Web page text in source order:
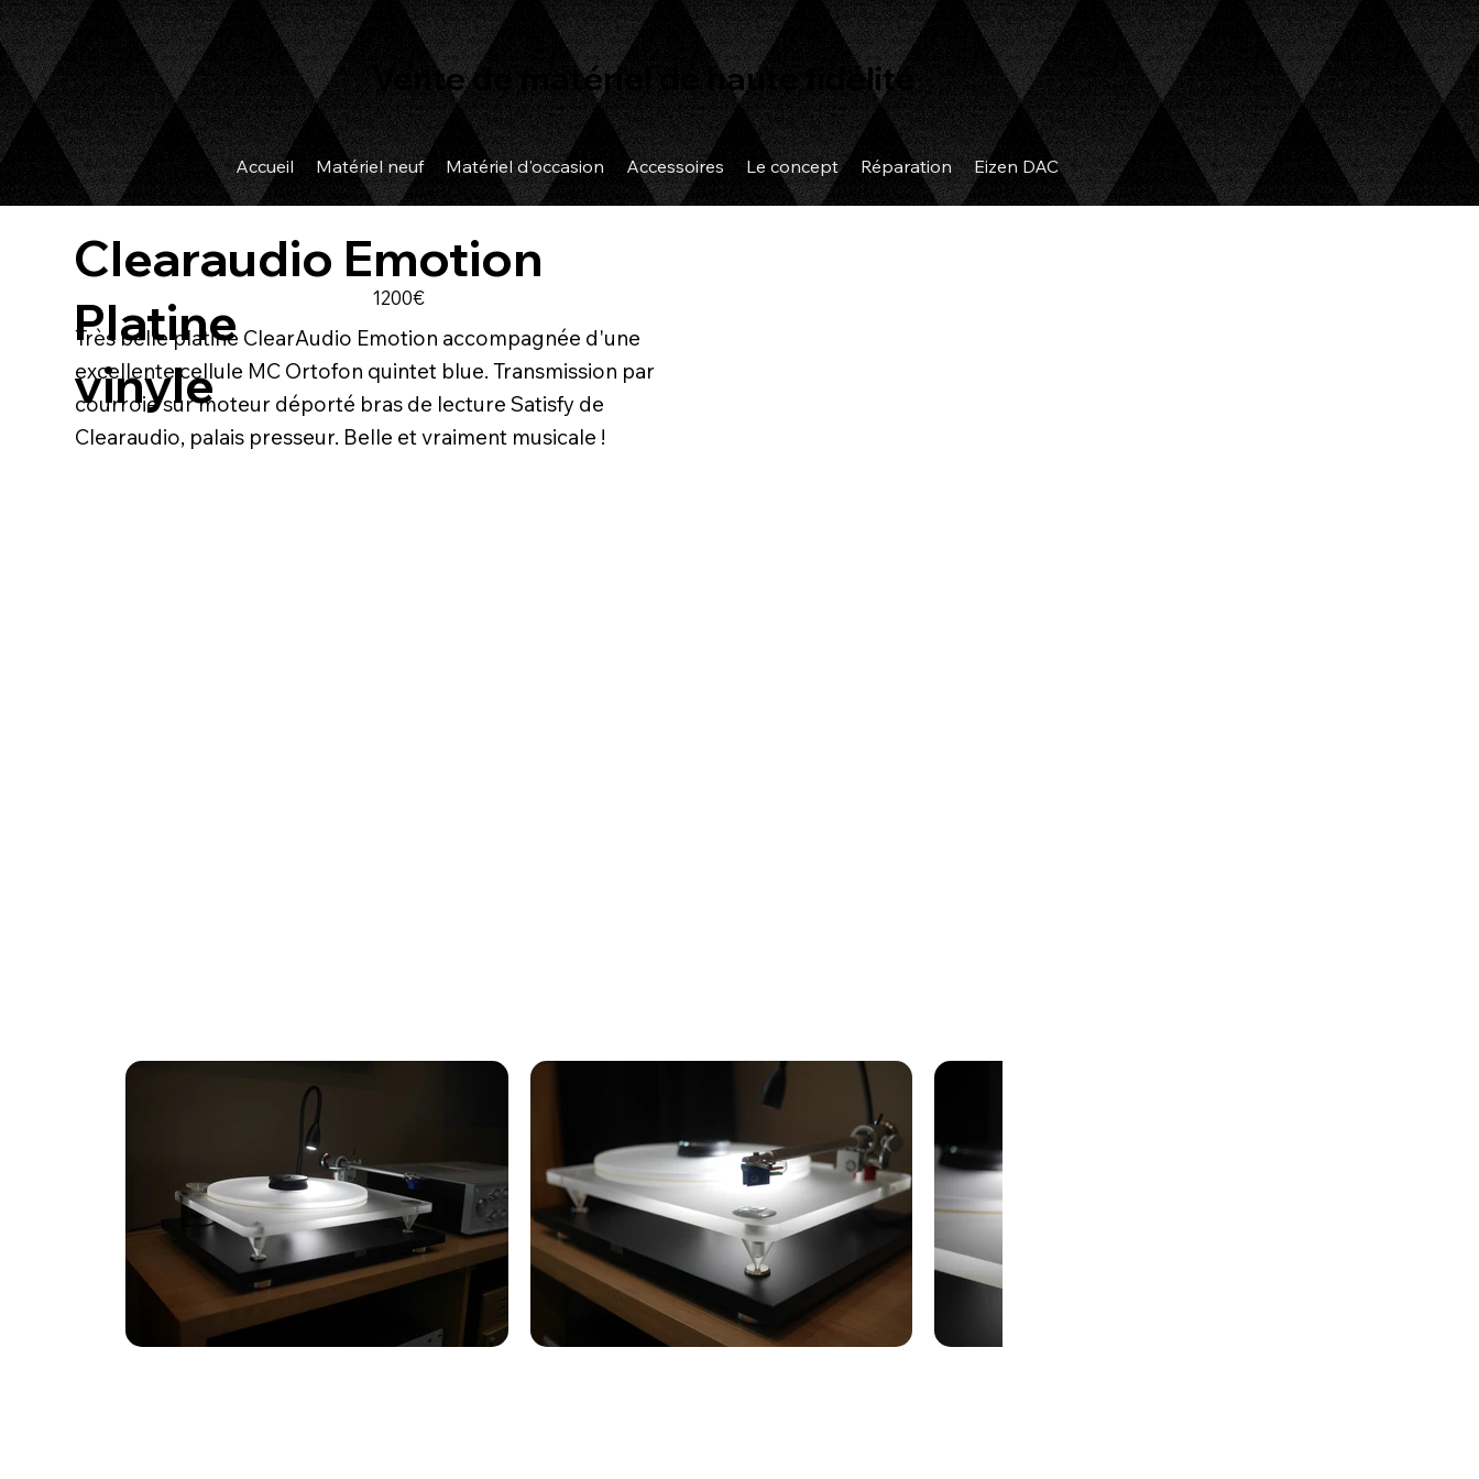
Accueil Matériel neuf Matériel d'occasion Accessoires Le concept Réparation Eizen DAC
Vente de matériel de haute fidélité
Clearaudio Emotion
Platine
vinyle
Très belle platine ClearAudio Emotion accompagnée d'une
excellente cellule MC Ortofon quintet blue. Transmission par
courroie sur moteur déporté bras de lecture Satisfy de
Clearaudio, palais presseur. Belle et vraiment musicale !
1200€